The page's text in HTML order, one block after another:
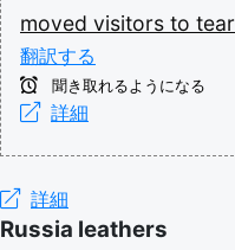
moved visitors to
翻訳する
聞き取れるようになる
詳細
詳細
Russia leathers